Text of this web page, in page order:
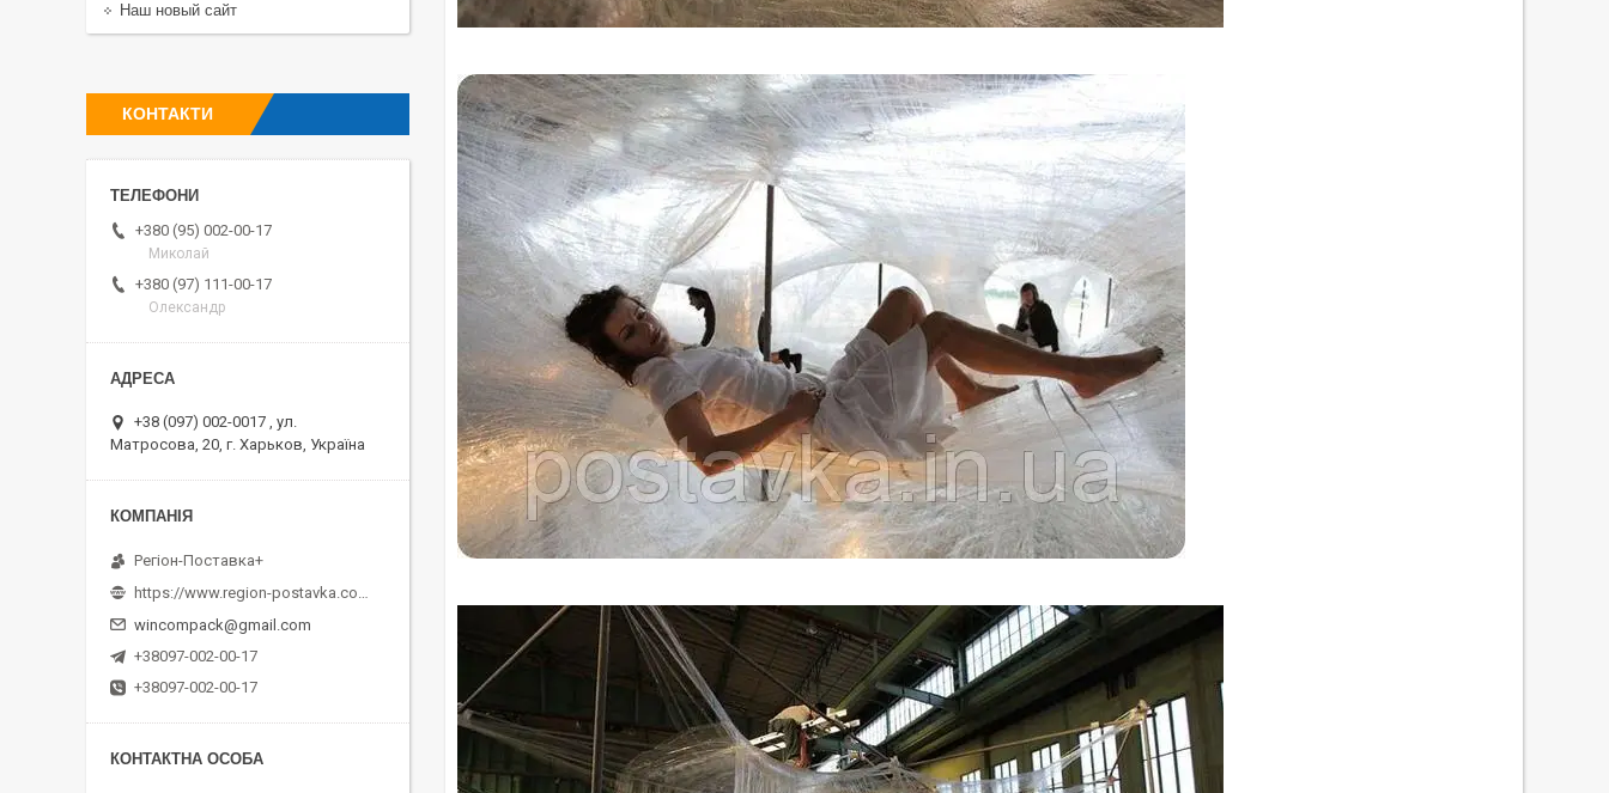
Наш новый сайт
КОНТАКТИ
+380 (95) 002-00-17
Миколай
+380 (97) 111-00-17
Олександр
+38 (097) 002-0017 , ул.
Матросова, 20, г. Харьков, Україна
Регіон-Поставка+
https://www.region-postavka.com.ua/
wincompack@gmail.com
+38097-002-00-17
+38097-002-00-17